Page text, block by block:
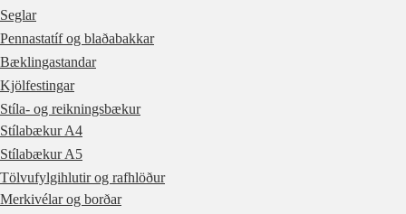
Seglar
Pennastatíf og blaðabakkar
Bæklingastandar
Kjölfestingar
Stíla- og reikningsbækur
Stílabækur A4
Stílabækur A5
Tölvufylgihlutir og rafhlöður
Merkivélar og borðar